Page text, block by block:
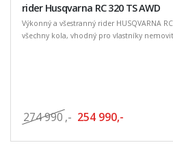
rider Husqvarna RC 320 TS AWD
Výkonný a všestranný rider HUSQVARNA
všechny kola, vhodný pro vlastníky
274 990 ,- 254 990,-